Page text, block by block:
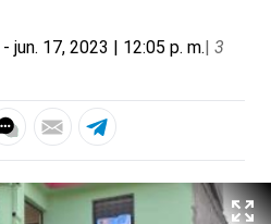
- jun. 17, 2023 | 12:05 p. m.| 3